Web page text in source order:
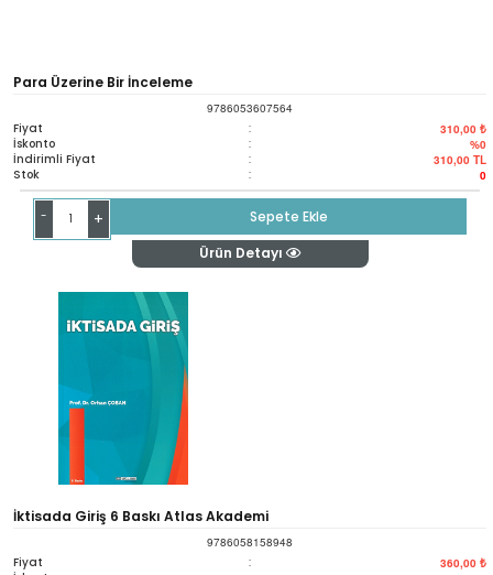
Para Üzerine Bir İnceleme
9786053607564
Fiyat : 310,00 ₺
İskonto : %0
İndirimli Fiyat : 310,00 TL
Stok : 0
- +
Sepete Ekle
Ürün Detayı
İktisada Giriş 6 Baskı Atlas Akademi
9786058158948
Fiyat : 360,00 ₺